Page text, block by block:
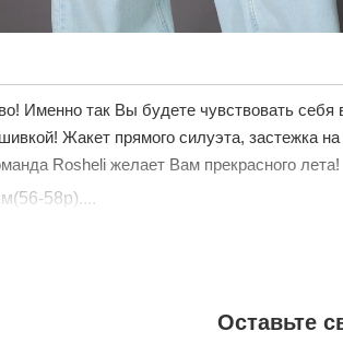
Именно так Вы будете чувствовать себя
Жакет прямого силуэта, застежка на
Rosheli желает Вам прекрасного лета!
58р)....
Оставьте